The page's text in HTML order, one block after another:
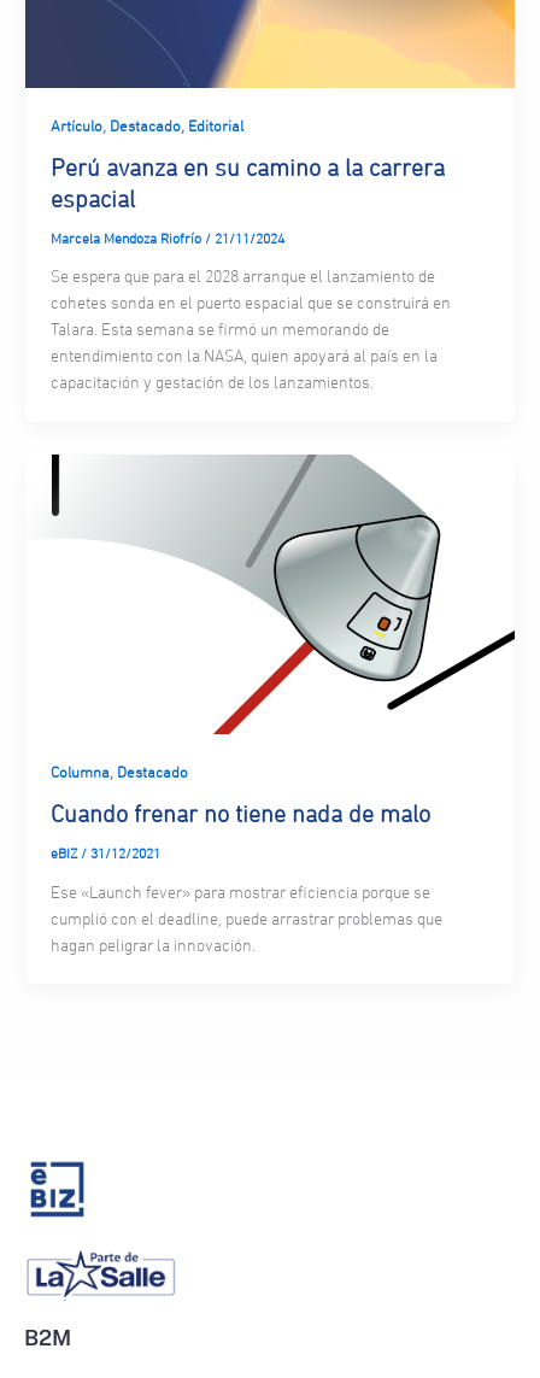
Artículo, Destacado, Editorial
Perú avanza en su camino a la carrera
espacial
Marcela Mendoza Riofrío / 21/11/2024
Se espera que para el 2028 arranque el lanzamiento de
cohetes sonda en el puerto espacial que se construirá en
Talara. Esta semana se firmó un memorando de
entendimiento con la NASA, quien apoyará al país en la
capacitación y gestación de los lanzamientos.
Columna, Destacado
Cuando frenar no tiene nada de malo
eBIZ / 31/12/2021
Ese «Launch fever» para mostrar eficiencia porque se
cumplió con el deadline, puede arrastrar problemas que
hagan peligrar la innovación.
B2M